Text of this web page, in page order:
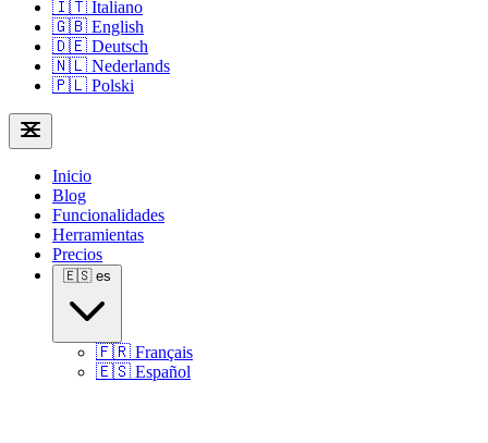
🇮🇹 Italiano
🇬🇧 English
🇩🇪 Deutsch
🇳🇱 Nederlands
🇵🇱 Polski
Inicio
Blog
Funcionalidades
Herramientas
Precios
🇪🇸 es
🇫🇷 Français
🇪🇸 Español